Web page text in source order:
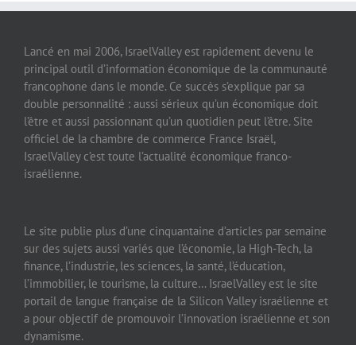
Lancé en mai 2006, IsraelValley est rapidement devenu le
principal outil d’information économique de la communauté
francophone dans le monde. Ce succès s’explique par sa
double personnalité : aussi sérieux qu’un économique doit
l’être et aussi passionnant qu’un quotidien peut l’être. Site
officiel de la chambre de commerce France Israël,
IsraelValley c’est toute l’actualité économique franco-
israélienne.
Le site publie plus d’une cinquantaine d’articles par semaine
sur des sujets aussi variés que l’économie, la High-Tech, la
finance, l’industrie, les sciences, la santé, l’éducation,
l’immobilier, le tourisme, la culture… IsraelValley est le site
portail de langue française de la Silicon Valley israélienne et
a pour objectif de promouvoir l’innovation israélienne et son
dynamisme.